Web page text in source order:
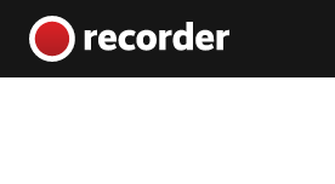
Main Navigation